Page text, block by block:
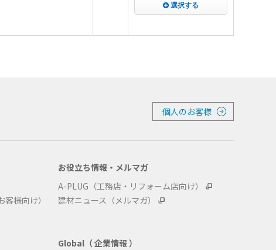
選択する
個人のお客様
様向け）
お役立ち情報・メルマガ
A-PLUG（工務店・リフォーム店向け）
建材ニュース（メルマガ）
Global（ 企業情報 ）